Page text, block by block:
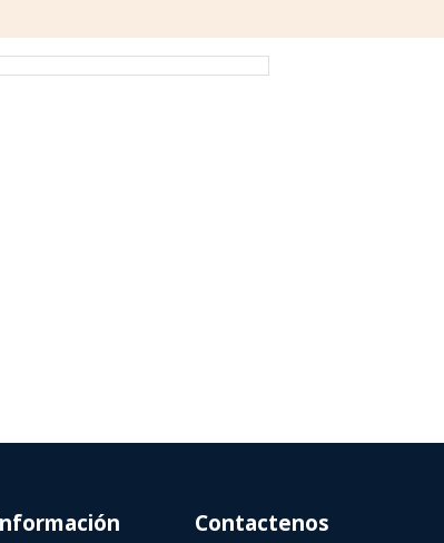
Contactenos